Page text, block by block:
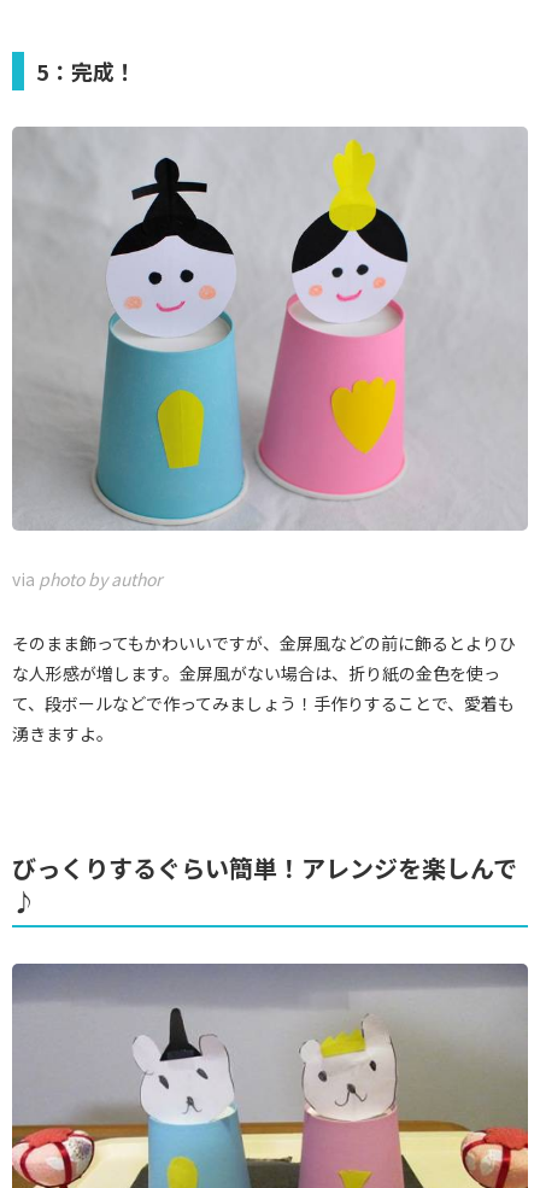
5：完成！
via photo by author
そのまま飾ってもかわいいですが、金屏風などの前に飾るとよりひ
な人形感が増します。金屏風がない場合は、折り紙の金色を使っ
て、段ボールなどで作ってみましょう！手作りすることで、愛着も
湧きますよ。
びっくりするぐらい簡単！アレンジを楽しんで
♪